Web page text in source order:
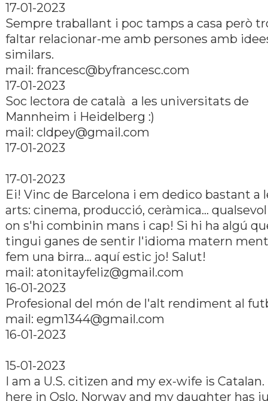
17-01-2023
Sempre traballant i poc tamps a casa però
faltar relacionar-me amb persones amb
similars.
mail: francesc@byfrancesc.com
17-01-2023
Soc lectora de català a les universitats de
Mannheim i Heidelberg :)
mail: cldpey@gmail.com
17-01-2023
17-01-2023
Ei! Vinc de Barcelona i em dedico bastant a
arts: cinema, producció, ceràmica...
on s'hi combinin mans i cap! Si hi ha algú
tingui ganes de sentir l'idioma matern
fem una birra... aquí­ estic jo! Salut!
mail: atonitayfeliz@gmail.com
16-01-2023
Profesional del món de l'alt rendiment al
mail: egm1344@gmail.com
16-01-2023
15-01-2023
I am a U.S. citizen and my ex-wife is Catalan.
here in Oslo, Norway and my daughter has